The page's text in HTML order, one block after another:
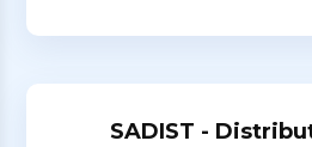
SADIST -